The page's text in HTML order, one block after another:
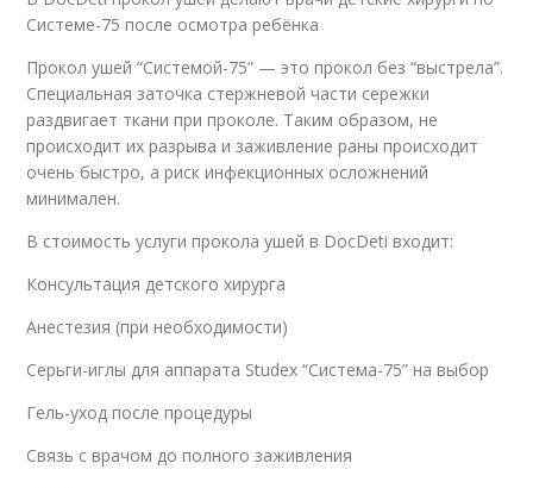
Системе-75 после осмотра ребёнка
Прокол ушей “Системой-75” — это прокол без “выстрела”.
Специальная заточка стержневой части сережки
раздвигает ткани при проколе. Таким образом, не
происходит их разрыва и заживление раны происходит
очень быстро, а риск инфекционных осложнений
минимален.
В стоимость услуги прокола ушей в DocDeti входит:
Консультация детского хирурга
Анестезия (при необходимости)
Серьги-иглы для аппарата Studex “Система-75” на выбор
Гель-уход после процедуры
Связь с врачом до полного заживления